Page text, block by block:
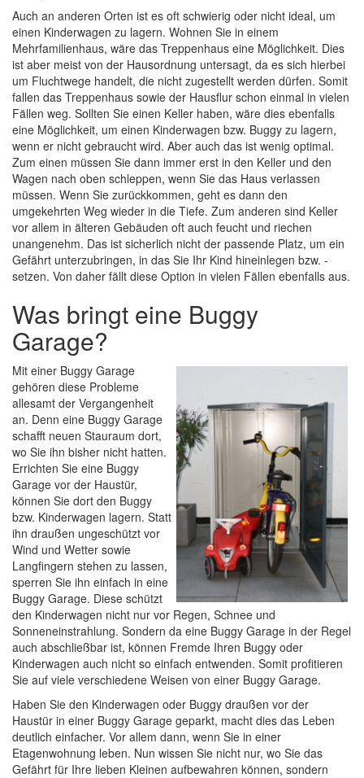
Auch an anderen Orten ist es oft schwierig oder nicht ideal, um
einen Kinderwagen zu lagern. Wohnen Sie in einem
Mehrfamilienhaus, wäre das Treppenhaus eine Möglichkeit. Dies
ist aber meist von der Hausordnung untersagt, da es sich hierbei
um Fluchtwege handelt, die nicht zugestellt werden dürfen. Somit
fallen das Treppenhaus sowie der Hausflur schon einmal in vielen
Fällen weg. Sollten Sie einen Keller haben, wäre dies ebenfalls
eine Möglichkeit, um einen Kinderwagen bzw. Buggy zu lagern,
wenn er nicht gebraucht wird. Aber auch das ist wenig optimal.
Zum einen müssen Sie dann immer erst in den Keller und den
Wagen nach oben schleppen, wenn Sie das Haus verlassen
müssen. Wenn Sie zurückkommen, geht es dann den
umgekehrten Weg wieder in die Tiefe. Zum anderen sind Keller
vor allem in älteren Gebäuden oft auch feucht und riechen
unangenehm. Das ist sicherlich nicht der passende Platz, um ein
Gefährt unterzubringen, in das Sie Ihr Kind hineinlegen bzw. -
setzen. Von daher fällt diese Option in vielen Fällen ebenfalls aus.
Was bringt eine Buggy
Garage?
Mit einer Buggy Garage
gehören diese Probleme
allesamt der Vergangenheit
an. Denn eine Buggy Garage
schafft neuen Stauraum dort,
wo Sie ihn bisher nicht hatten.
Errichten Sie eine Buggy
Garage vor der Haustür,
können Sie dort den Buggy
bzw. Kinderwagen lagern. Statt
ihn draußen ungeschützt vor
Wind und Wetter sowie
Langfingern stehen zu lassen,
sperren Sie ihn einfach in eine
Buggy Garage. Diese schützt
den Kinderwagen nicht nur vor Regen, Schnee und
Sonneneinstrahlung. Sondern da eine Buggy Garage in der Regel
auch abschließbar ist, können Fremde Ihren Buggy oder
Kinderwagen auch nicht so einfach entwenden. Somit profitieren
Sie auf viele verschiedene Weisen von einer Buggy Garage.
Haben Sie den Kinderwagen oder Buggy draußen vor der
Haustür in einer Buggy Garage geparkt, macht dies das Leben
deutlich einfacher. Vor allem dann, wenn Sie in einer
Etagenwohnung leben. Nun wissen Sie nicht nur, wo Sie das
Gefährt für Ihre lieben Kleinen aufbewahren können, sondern